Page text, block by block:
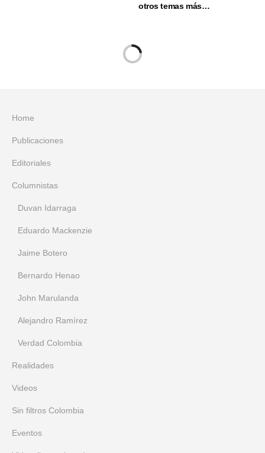
otros temas más…
Home
Publicaciones
Editoriales
Columnistas
Duvan Idarraga
Eduardo Mackenzie
Jaime Botero
Bernardo Henao
John Marulanda
Alejandro Ramírez
Verdad Colombia
Realidades
Videos
Sin filtros Colombia
Eventos